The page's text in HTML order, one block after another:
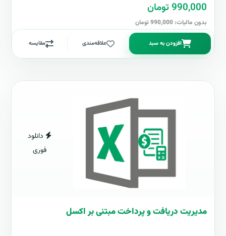
990,000 تومان
بدون مالیات: 990,000 تومان
افزودن به سبد علاقه‌مندی مقایسه
دانلود
فوری
مدیریت دریافت و پرداخت مبتنی بر اکسل